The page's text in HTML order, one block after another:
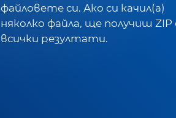
файловете си. Ако си качил(а)
няколко файла, ще получиш ZIP
всички резултати.